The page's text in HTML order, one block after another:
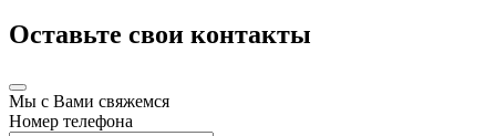
Оставьте свои контакты
Мы с Вами свяжемся
Номер телефона